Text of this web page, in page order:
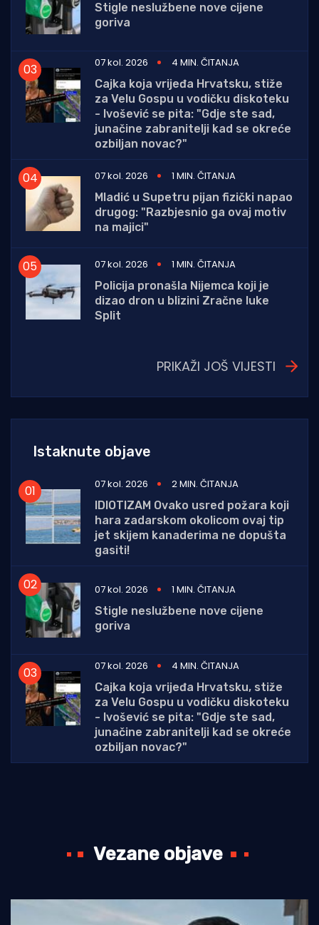
Stigle neslužbene nove cijene
goriva
07 kol. 2026
4 MIN. ČITANJA
Cajka koja vrijeđa Hrvatsku, stiže
za Velu Gospu u vodičku diskoteku
- Ivošević se pita: "Gdje ste sad,
junačine zabranitelji kad se okreće
ozbiljan novac?"
07 kol. 2026
1 MIN. ČITANJA
Mladić u Supetru pijan fizički napao
drugog: "Razbjesnio ga ovaj motiv
na majici"
07 kol. 2026
1 MIN. ČITANJA
Policija pronašla Nijemca koji je
dizao dron u blizini Zračne luke
Split
PRIKAŽI JOŠ VIJESTI
Istaknute objave
07 kol. 2026
2 MIN. ČITANJA
IDIOTIZAM Ovako usred požara koji
hara zadarskom okolicom ovaj tip
jet skijem kanaderima ne dopušta
gasiti!
07 kol. 2026
1 MIN. ČITANJA
Stigle neslužbene nove cijene
goriva
07 kol. 2026
4 MIN. ČITANJA
Cajka koja vrijeđa Hrvatsku, stiže
za Velu Gospu u vodičku diskoteku
- Ivošević se pita: "Gdje ste sad,
junačine zabranitelji kad se okreće
ozbiljan novac?"
Vezane objave